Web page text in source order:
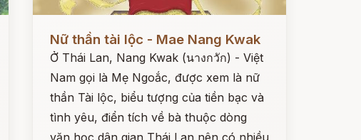
Nữ thần tài lộc - Mae Nang Kwak
Ở Thái Lan, Nang Kwak (นางกวัก) - Việt
Nam gọi là Mẹ Ngoắc, được xem là nữ
thần Tài lộc, biểu tượng của tiền bạc và
tình yêu, điển tích về bà thuộc dòng
văn học dân gian Thái Lan nên có nhiều